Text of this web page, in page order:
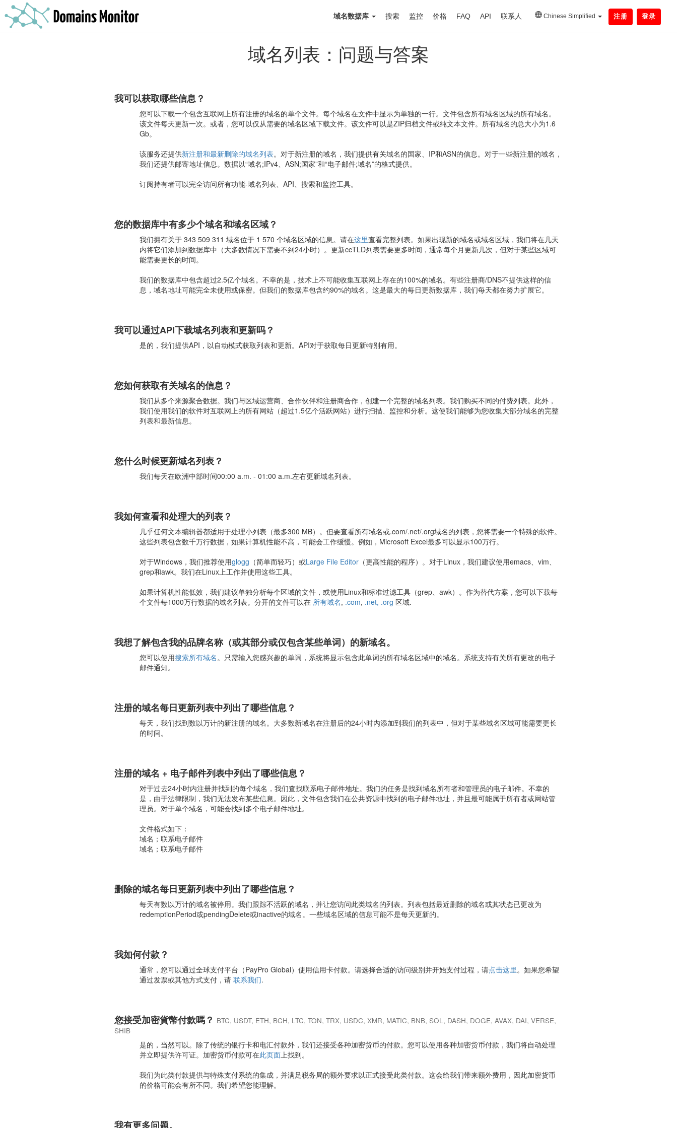
域名数据库 搜索 监控 价格 FAQ API 联系人 Chinese Simplified 注册 登录
域名列表：问题与答案
我可以获取哪些信息？
您可以下载一个包含互联网上所有注册的域名的单个文件。每个域名在文件中显示为单独的一行。文件包含所有域名区域的所有域名。
该文件每天更新一次。或者，您可以仅从需要的域名区域下载文件。该文件可以是ZIP归档文件或纯文本文件。所有域名的总大小为1.6
Gb。
该服务还提供新注册和最新删除的域名列表。对于新注册的域名，我们提供有关域名的国家、IP和ASN的信息。对于一些新注册的域名，
我们还提供邮寄地址信息。数据以“域名;IPv4、ASN;国家”和“电子邮件;域名”的格式提供。
订阅持有者可以完全访问所有功能-域名列表、API、搜索和监控工具。
您的数据库中有多少个域名和域名区域？
我们拥有关于 343 509 311 域名位于 1 570 个域名区域的信息。请在这里查看完整列表。如果出现新的域名或域名区域，我们将在几天
内将它们添加到数据库中（大多数情况下需要不到24小时）。更新ccTLD列表需要更多时间，通常每个月更新几次，但对于某些区域可
能需要更长的时间。
我们的数据库中包含超过2.5亿个域名。不幸的是，技术上不可能收集互联网上存在的100%的域名。有些注册商/DNS不提供这样的信
息，域名地址可能完全未使用或保密。但我们的数据库包含约90%的域名。这是最大的每日更新数据库，我们每天都在努力扩展它。
我可以通过API下载域名列表和更新吗？
是的，我们提供API，以自动模式获取列表和更新。API对于获取每日更新特别有用。
您如何获取有关域名的信息？
我们从多个来源聚合数据。我们与区域运营商、合作伙伴和注册商合作，创建一个完整的域名列表。我们购买不同的付费列表。此外，
我们使用我们的软件对互联网上的所有网站（超过1.5亿个活跃网站）进行扫描、监控和分析。这使我们能够为您收集大部分域名的完整
列表和最新信息。
您什么时候更新域名列表？
我们每天在欧洲中部时间00:00 a.m. - 01:00 a.m.左右更新域名列表。
我如何查看和处理大的列表？
几乎任何文本编辑器都适用于处理小列表（最多300 MB）。但要查看所有域名或.com/.net/.org域名的列表，您将需要一个特殊的软件。
这些列表包含数千万行数据，如果计算机性能不高，可能会工作缓慢。例如，Microsoft Excel最多可以显示100万行。
对于Windows，我们推荐使用glogg （简单而轻巧）或Large File Editor （更高性能的程序）。对于Linux，我们建议使用emacs、vim、
grep和awk。我们在Linux上工作并使用这些工具。
如果计算机性能低效，我们建议单独分析每个区域的文件，或使用Linux和标准过滤工具（grep、awk）。作为替代方案，您可以下载每
个文件每1000万行数据的域名列表。分开的文件可以在 所有域名, .com, .net, .org 区域.
我想了解包含我的品牌名称（或其部分或仅包含某些单词）的新域名。
您可以使用搜索所有域名。只需输入您感兴趣的单词，系统将显示包含此单词的所有域名区域中的域名。系统支持有关所有更改的电子
邮件通知。
注册的域名每日更新列表中列出了哪些信息？
每天，我们找到数以万计的新注册的域名。大多数新域名在注册后的24小时内添加到我们的列表中，但对于某些域名区域可能需要更长
的时间。
注册的域名 + 电子邮件列表中列出了哪些信息？
对于过去24小时内注册并找到的每个域名，我们查找联系电子邮件地址。我们的任务是找到域名所有者和管理员的电子邮件。不幸的
是，由于法律限制，我们无法发布某些信息。因此，文件包含我们在公共资源中找到的电子邮件地址，并且最可能属于所有者或网站管
理员。对于单个域名，可能会找到多个电子邮件地址。
文件格式如下：
域名；联系电子邮件
域名；联系电子邮件
删除的域名每日更新列表中列出了哪些信息？
每天有数以万计的域名被停用。我们跟踪不活跃的域名，并让您访问此类域名的列表。列表包括最近删除的域名或其状态已更改为
redemptionPeriod或pendingDelete或inactive的域名。一些域名区域的信息可能不是每天更新的。
我如何付款？
通常，您可以通过全球支付平台（PayPro Global）使用信用卡付款。请选择合适的访问级别并开始支付过程，请点击这里。如果您希望
通过发票或其他方式支付，请联系我们.
您接受加密貨幣付款嗎？ BTC, USDT, ETH, BCH, LTC, TON, TRX, USDC, XMR, MATIC, BNB, SOL, DASH, DOGE, AVAX, DAI, VERSE,
SHIB
是的，当然可以。除了传统的银行卡和电汇付款外，我们还接受各种加密货币的付款。您可以使用各种加密货币付款，我们将自动处理
并立即提供许可证。加密货币付款可在此页面上找到。
我们为此类付款提供与特殊支付系统的集成，并满足税务局的额外要求以正式接受此类付款。这会给我们带来额外费用，因此加密货币
的价格可能会有所不同。我们希望您能理解。
我有更多问题。